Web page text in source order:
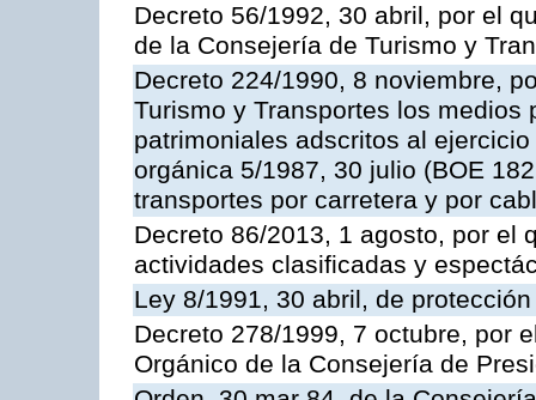
Decreto 56/1992, 30 abril, por el
de la Consejería de Turismo y
Decreto 224/1990, 8 noviembre,
Turismo y Transportes los
patrimoniales adscritos al
orgánica 5/1987, 30 julio (BOE
transportes por carretera y por
Decreto 86/2013, 1 agosto, por el
actividades clasificadas y
Ley 8/1991, 30 abril, de
Decreto 278/1999, 7 octubre, por
Orgánico de la Consejería de